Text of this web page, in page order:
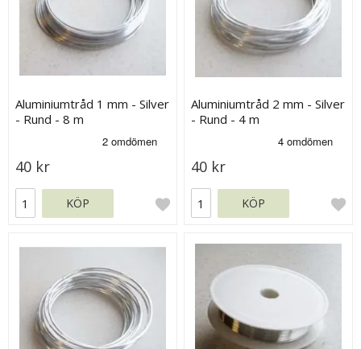
Aluminiumtråd 1 mm - Silver
- Rund - 8 m
40 kr
KÖP
Aluminiumtråd 2 mm - Silver
- Rund - 4 m
40 kr
KÖP